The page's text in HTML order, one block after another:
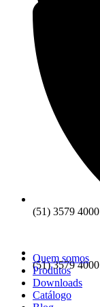
(51) 3579 4000
(51) 3579 4000
Quem somos
Produtos
Downloads
Catálogo